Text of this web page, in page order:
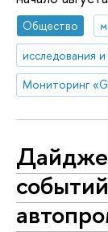
Общество
исследования